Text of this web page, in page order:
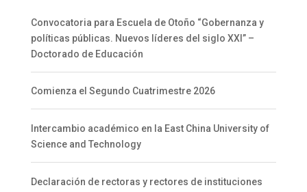
Convocatoria para Escuela de Otoño “Gobernanza y
políticas públicas. Nuevos líderes del siglo XXI” –
Doctorado de Educación
Comienza el Segundo Cuatrimestre 2026
Intercambio académico en la East China University of
Science and Technology
Declaración de rectoras y rectores de instituciones